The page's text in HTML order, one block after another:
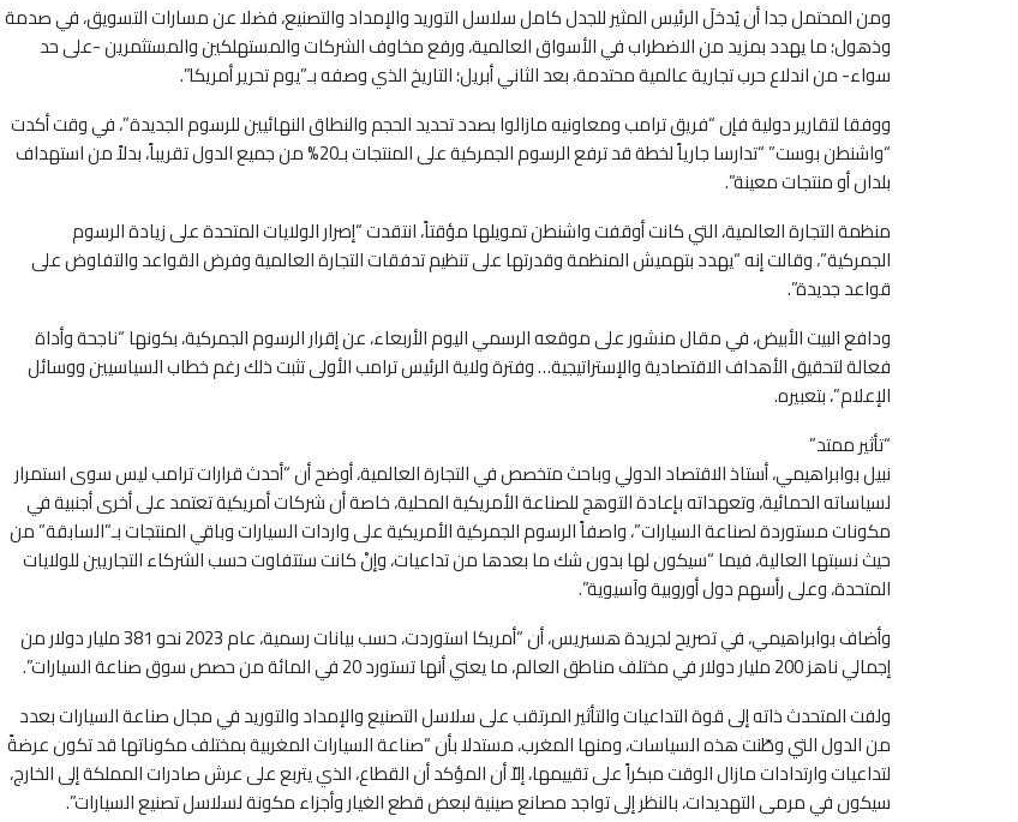
ومن المحتمل جدا أن يُدخلَ الرئيس المثير للجدل كامل سلاسل التوريد والإمداد والتصنيع، فضلا عن مسارات التسويق، في صدمة
وذهول؛ ما يهدد بمزيد من الاضطراب في الأسواق العالمية، ورفع مخاوف الشركات والمستهلكين والمستثمرين -على حد
سواء- من اندلاع حرب تجارية عالمية محتدمة، بعد الثاني أبريل؛ التاريخ الذي وصفه بـ”يوم تحرير أمريكا”.
ووفقا لتقارير دولية فإن “فريق ترامب ومعاونيه مازالوا بصدد تحديد الحجم والنطاق النهائيين للرسوم الجديدة”، في وقت أكدت
“واشنطن بوست” “تدارسا جارياً لخطة قد ترفع الرسوم الجمركية على المنتجات بـ20% من جميع الدول تقريباً، بدلاً من استهداف
بلدان أو منتجات معينة”.
منظمة التجارة العالمية، التي كانت أوقفت واشنطن تمويلها مؤقتاً، انتقدت “إصرار الولايات المتحدة على زيادة الرسوم
الجمركية”، وقالت إنه “يهدد بتهميش المنظمة وقدرتها على تنظيم تدفقات التجارة العالمية وفرض القواعد والتفاوض على
قواعد جديدة”.
ودافع البيت الأبيض، في مقال منشور على موقعه الرسمي اليوم الأربعاء، عن إقرار الرسوم الجمركية، بكونها “ناجحة وأداة
فعالة لتحقيق الأهداف الاقتصادية والإستراتيجية… وفترة ولاية الرئيس ترامب الأولى تثبت ذلك رغم خطاب السياسيين ووسائل
الإعلام”، بتعبيره.
“تأثير ممتد”
نبيل بوابراهيمي، أستاذ الاقتصاد الدولي وباحث متخصص في التجارة العالمية، أوضح أن “أحدث قرارات ترامب ليس سوى استمرار
لسياساته الحمائية، وتعهداته بإعادة التوهج للصناعة الأمريكية المحلية، خاصة أن شركات أمريكية تعتمد على أخرى أجنبية في
مكونات مستوردة لصناعة السيارات”، واصفاً الرسوم الجمركية الأمريكية على واردات السيارات وباقي المنتجات بـ”السابقة” من
حيث نسبتها العالية، فيما “سيكون لها بدون شك ما بعدها من تداعيات، وإنْ كانت ستتفاوت حسب الشركاء التجاريين للولايات
المتحدة، وعلى رأسهم دول أوروبية وآسيوية”.
وأضاف بوابراهيمي، في تصريح لجريدة هسبريس، أن “أمريكا استوردت، حسب بيانات رسمية، عام 2023 نحو 381 مليار دولار من
إجمالي ناهز 200 مليار دولار في مختلف مناطق العالم، ما يعني أنها تستورد 20 في المائة من حصص سوق صناعة السيارات”.
ولفت المتحدث ذاته إلى قوة التداعيات والتأثير المرتقب على سلاسل التصنيع والإمداد والتوريد في مجال صناعة السيارات بعدد
من الدول التي وطّنت هذه السياسات، ومنها المغرب، مستدلا بأن “صناعة السيارات المغربية بمختلف مكوناتها قد تكون عرضةً
لتداعيات وارتدادات مازال الوقت مبكراً على تقييمها، إلاّ أن المؤكد أن القطاع، الذي يتربع على عرش صادرات المملكة إلى الخارج،
سيكون في مرمى التهديدات، بالنظر إلى تواجد مصانع صينية لبعض قطع الغيار وأجزاء مكونة لسلاسل تصنيع السيارات”.